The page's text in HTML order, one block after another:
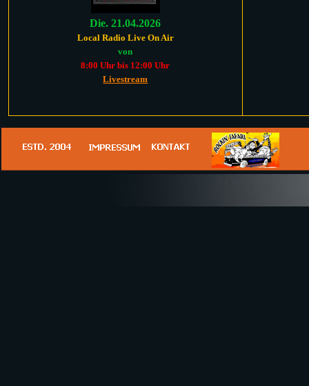
Die. 21.04.2026
Local Radio Live On Air
von
8:00 Uhr bis 12:00 Uhr
Livestream